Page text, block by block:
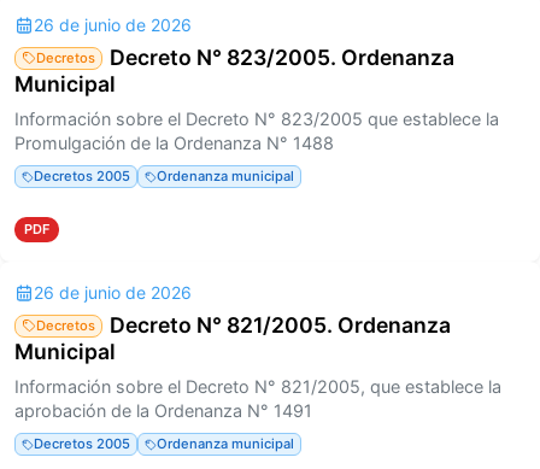
26 de junio de 2026
Decretos
Decreto N° 823/2005. Ordenanza
Municipal
Información sobre el Decreto N° 823/2005 que establece la
Promulgación de la Ordenanza N° 1488
Decretos 2005 Ordenanza municipal
PDF
26 de junio de 2026
Decretos
Decreto N° 821/2005. Ordenanza
Municipal
Información sobre el Decreto N° 821/2005, que establece la
aprobación de la Ordenanza N° 1491
Decretos 2005 Ordenanza municipal